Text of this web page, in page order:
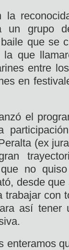
un grupo
que se
que
entre
en
el
(ex
no
desde
con
así tener
enteramos